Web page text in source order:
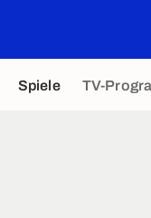
Spiele TV-